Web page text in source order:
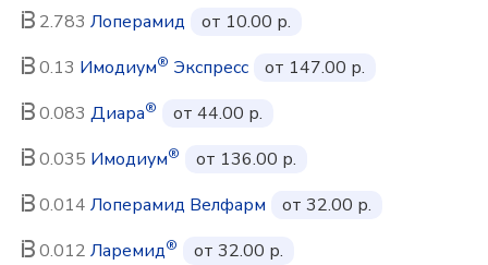
2.783 Лоперамид
от 10.00 р.
0.13 Имодиум® Экспресс
от 147.00 р.
0.083 Диара®
от 44.00 р.
0.035 Имодиум®
от 136.00 р.
0.014 Лоперамид Велфарм
от 32.00 р.
0.012 Ларемид®
от 32.00 р.